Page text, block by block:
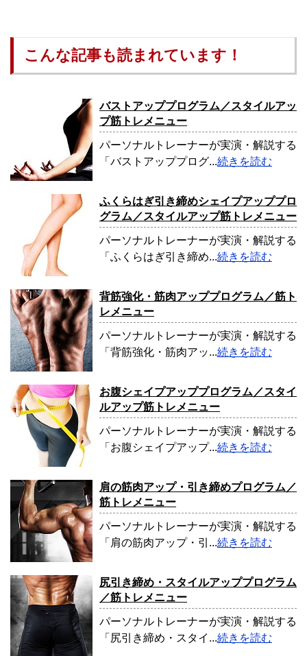
こんな記事も読まれています！
バストアッププログラム／スタイルアッ
プ筋トレメニュー
パーソナルトレーナーが実演・解説する
「バストアッププログ...続きを読む
ふくらはぎ引き締めシェイプアッププロ
グラム／スタイルアップ筋トレメニュー
パーソナルトレーナーが実演・解説する
「ふくらはぎ引き締め...続きを読む
背筋強化・筋肉アッププログラム／筋ト
レメニュー
パーソナルトレーナーが実演・解説する
「背筋強化・筋肉アッ...続きを読む
お腹シェイプアッププログラム／スタイ
ルアップ筋トレメニュー
パーソナルトレーナーが実演・解説する
「お腹シェイプアップ...続きを読む
肩の筋肉アップ・引き締めプログラム／
筋トレメニュー
パーソナルトレーナーが実演・解説する
「肩の筋肉アップ・引...続きを読む
尻引き締め・スタイルアッププログラム
／筋トレメニュー
パーソナルトレーナーが実演・解説する
「尻引き締め・スタイ...続きを読む